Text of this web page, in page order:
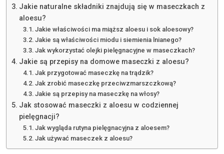
Jakie naturalne składniki znajdują się w maseczkach z
aloesu?
Jakie właściwości ma miąższ aloesu i sok aloesowy?
Jakie są właściwości miodu i siemienia lnianego?
Jak wykorzystać olejki pielęgnacyjne w maseczkach?
Jakie są przepisy na domowe maseczki z aloesu?
Jak przygotować maseczkę na trądzik?
Jak zrobić maseczkę przeciwzmarszczkową?
Jakie są przepisy na maseczkę na włosy?
Jak stosować maseczki z aloesu w codziennej
pielęgnacji?
Jak wygląda rutyna pielęgnacyjna z aloesem?
Jak używać maseczek z aloesu?